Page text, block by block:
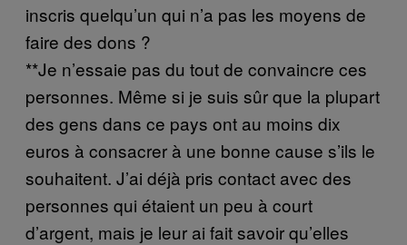
inscris quelqu’un qui n’a pas les moyens de
faire des dons ?
**Je n’essaie pas du tout de convaincre ces
personnes. Même si je suis sûr que la plupart
des gens dans ce pays ont au moins dix
euros à consacrer à une bonne cause s’ils le
souhaitent. J’ai déjà pris contact avec des
personnes qui étaient un peu à court
d’argent, mais je leur ai fait savoir qu’elles